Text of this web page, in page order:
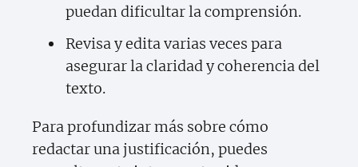
puedan dificultar la comprensión.
Revisa y edita varias veces para
asegurar la claridad y coherencia del
texto.
Para profundizar más sobre cómo
redactar una justificación, puedes